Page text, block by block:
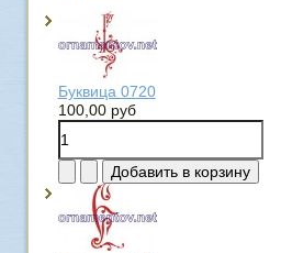
Буквица 0720
100,00 руб